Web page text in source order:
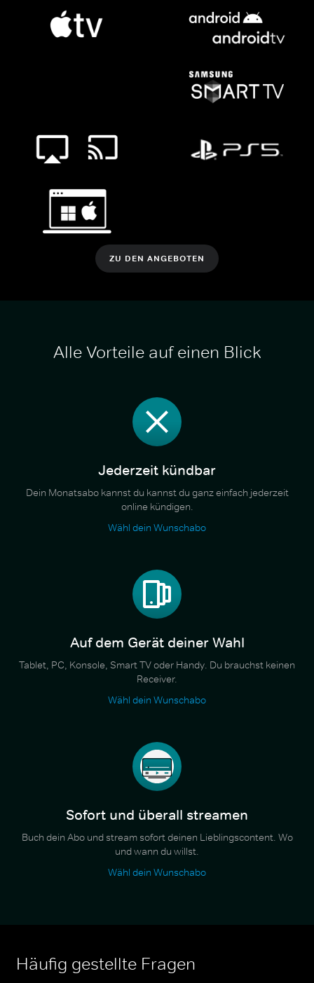
ZU DEN ANGEBOTEN
Alle Vorteile auf einen Blick
Jederzeit kündbar
Dein Monatsabo kannst du kannst du ganz einfach jederzeit
online kündigen.
Wähl dein Wunschabo
Auf dem Gerät deiner Wahl
Tablet, PC, Konsole, Smart TV oder Handy. Du brauchst keinen
Receiver.
Wähl dein Wunschabo
Sofort und überall streamen
Buch dein Abo und stream sofort deinen Lieblingscontent. Wo
und wann du willst.
Wähl dein Wunschabo
Häufig gestellte Fragen